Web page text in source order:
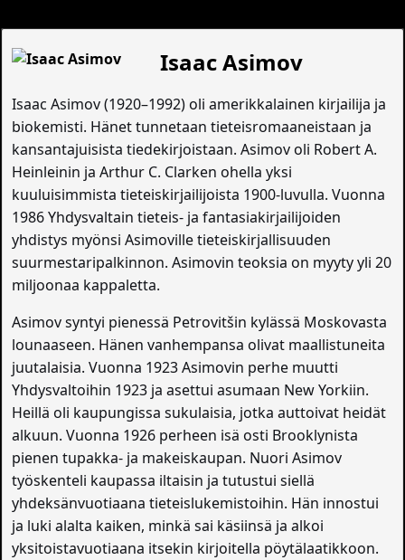
Isaac Asimov
Isaac Asimov (1920–1992) oli amerikkalainen kirjailija ja
biokemisti. Hänet tunnetaan tieteisromaaneistaan ja
kansantajuisista tiedekirjoistaan. Asimov oli Robert A.
Heinleinin ja Arthur C. Clarken ohella yksi
kuuluisimmista tieteiskirjailijoista 1900-luvulla. Vuonna
1986 Yhdysvaltain tieteis- ja fantasiakirjailijoiden
yhdistys myönsi Asimoville tieteiskirjallisuuden
suurmestaripalkinnon. Asimovin teoksia on myyty yli 20
miljoonaa kappaletta.
Asimov syntyi pienessä Petrovitšin kylässä Moskovasta
lounaaseen. Hänen vanhempansa olivat maallistuneita
juutalaisia. Vuonna 1923 Asimovin perhe muutti
Yhdysvaltoihin 1923 ja asettui asumaan New Yorkiin.
Heillä oli kaupungissa sukulaisia, jotka auttoivat heidät
alkuun. Vuonna 1926 perheen isä osti Brooklynista
pienen tupakka- ja makeiskaupan. Nuori Asimov
työskenteli kaupassa iltaisin ja tutustui siellä
yhdeksänvuotiaana tieteislukemistoihin. Hän innostui
ja luki alalta kaiken, minkä sai käsiinsä ja alkoi
yksitoistavuotiaana itsekin kirjoitella pöytälaatikkoon.